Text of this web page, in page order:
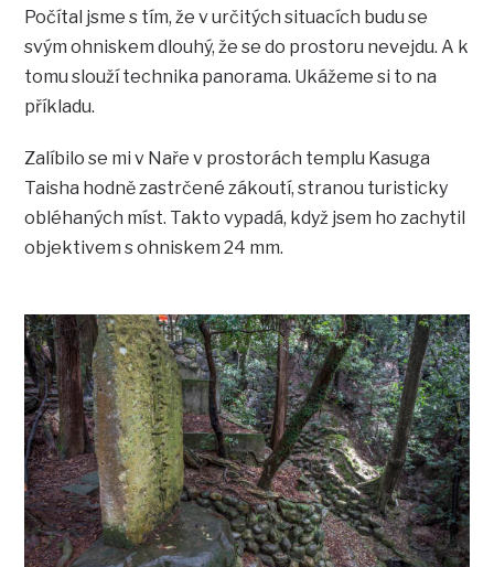
Počítal jsme s tím, že v určitých situacích budu se
svým ohniskem dlouhý, že se do prostoru nevejdu. A k
tomu slouží technika panorama. Ukážeme si to na
příkladu.
Zalíbilo se mi v Naře v prostorách templu Kasuga
Taisha hodně zastrčené zákoutí, stranou turisticky
obléhaných míst. Takto vypadá, když jsem ho zachytil
objektivem s ohniskem 24 mm.